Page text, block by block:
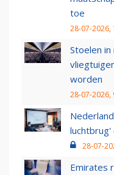
toe
28-07-2026,
Stoelen
worden
28-07-2026,
28-07-
Emirates